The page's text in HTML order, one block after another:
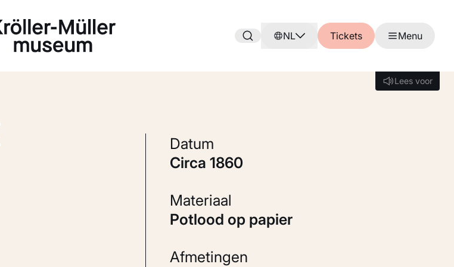
NL Tickets Menu
Lees voor
Lees voor
Datum
circa 1860
Materiaal
Potlood op papier
Afmetingen